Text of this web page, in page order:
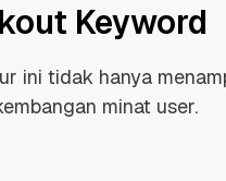
Keyword
ini tidak hanya
minat user.